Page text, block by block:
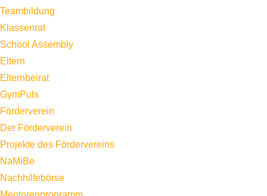
Teambildung
Klassenrat
School Assembly
Eltern
Elternbeirat
GymPuls
Förderverein
Der Förderverein
Projekte des Fördervereins
NaMiBe
Nachhilfebörse